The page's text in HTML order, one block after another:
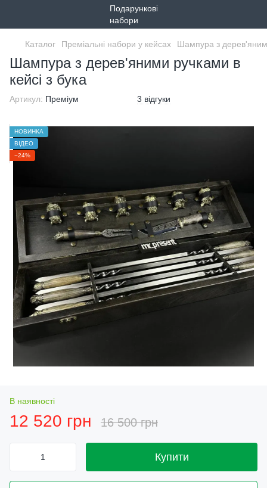
Каталог Преміальні набори у кейсах Шампура з
Шампура з дерев'яними ручками в
кейсі з бука
Артикул: Преміум 3 відгуки
НОВИНКА
ВІДЕО
−24%
В наявності
12 520 грн 16 500 грн
Купити